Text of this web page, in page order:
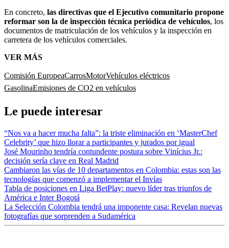
En concreto, las directivas que el Ejecutivo comunitario propone
reformar son la de inspección técnica periódica de vehículos, los
documentos de matriculación de los vehículos y la inspección en
carretera de los vehículos comerciales.
VER MÁS
Comisión EuropeaCarrosMotorVehículos eléctricos
GasolinaEmisiones de CO2 en vehículos
Le puede interesar
“Nos va a hacer mucha falta”: la triste eliminación en ‘MasterChef
Celebrity’ que hizo llorar a participantes y jurados por igual
José Mourinho tendría contundente postura sobre Vinícius Jr.:
decisión sería clave en Real Madrid
Cambiaron las vías de 10 departamentos en Colombia: estas son las
tecnologías que comenzó a implementar el Invías
Tabla de posiciones en Liga BetPlay: nuevo líder tras triunfos de
América e Inter Bogotá
La Selección Colombia tendrá una imponente casa: Revelan nuevas
fotografías que sorprenden a Sudamérica